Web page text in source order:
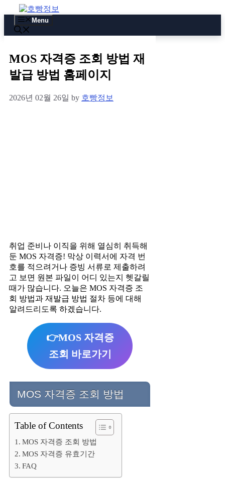
to
content
Menu
MOS 자격증 조회 방법 재
발급 방법 홈페이지
2026년 02월 26일 by 호빵정보
취업 준비나 이직을 위해 열심히 취득해
둔 MOS 자격증! 막상 이력서에 자격 번
호를 적으려거나 증빙 서류로 제출하려
고 보면 원본 파일이 어디 있는지 헷갈릴
때가 많습니다. 오늘은 MOS 자격증 조
회 방법과 재발급 방법 절차 등에 대해
알려드리도록 하겠습니다.
👉MOS 자격증
조회 바로가기
MOS 자격증 조회 방법
Table of Contents
MOS 자격증 조회 방법
MOS 자격증 유효기간
FAQ